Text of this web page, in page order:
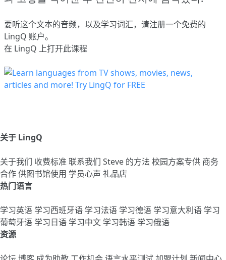
要听这个文本的音频，以及学习词汇，请注册一个免费的
LingQ 账户。
在 LingQ 上打开此课程
关于 LingQ
关于我们 收费标准 联系我们 Steve 的方法 校园方案专供 商务
合作供图书馆使用 学员心声 礼品店
热门语言
学习英语 学习西班牙语 学习法语 学习德语 学习意大利语 学习
葡萄牙语 学习日语 学习中文 学习韩语 学习俄语
资源